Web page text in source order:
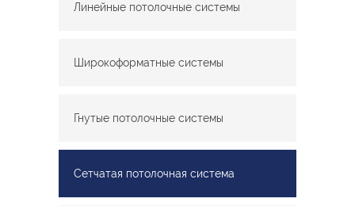
Линейные потолочные системы
Широкоформатные системы
Гнутые потолочные системы
Сетчатая потолочная система